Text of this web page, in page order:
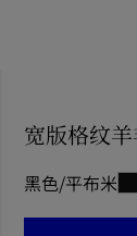
宽版格纹
黑色/平布米